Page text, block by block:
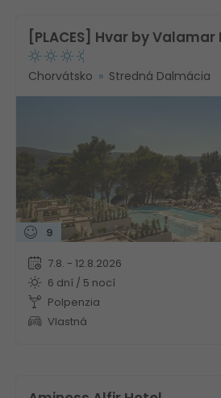
[PLACES] Hvar by Valamar
Chorvátsko Stredná Dalmácia
9
7.8. - 12.8.2026
6 dní / 5 nocí
Polpenzia
Vlastná